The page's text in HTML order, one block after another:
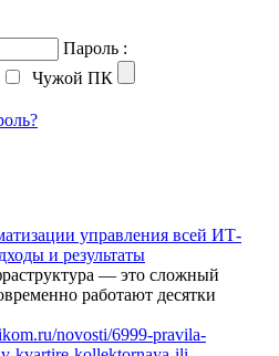
Пароль :
Чужой ПК
управления всей ИТ-
и результаты
— это сложный
работают десятки